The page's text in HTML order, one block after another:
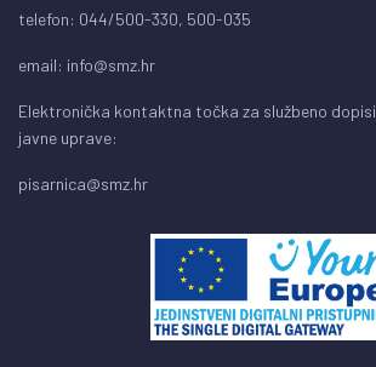
telefon: 044/500-330, 500-035
email: info@smz.hr
Elektronička kontaktna točka za službeno
javne uprave:
pisarnica@smz.hr